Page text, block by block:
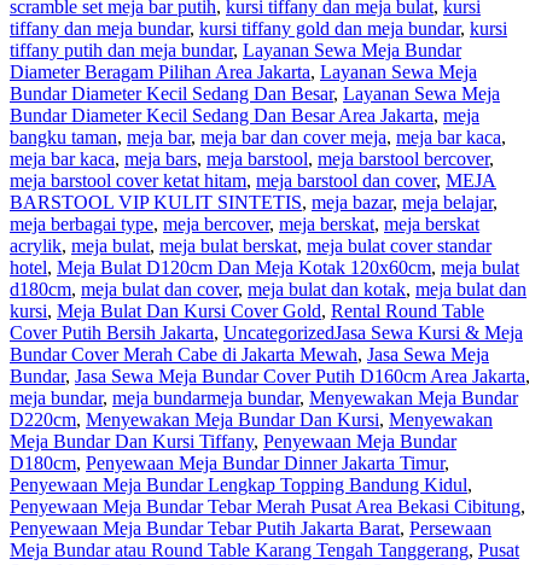
scramble set meja bar putih, kursi tiffany dan meja bulat, kursi
tiffany dan meja bundar, kursi tiffany gold dan meja bundar, kursi
tiffany putih dan meja bundar, Layanan Sewa Meja Bundar
Diameter Beragam Pilihan Area Jakarta, Layanan Sewa Meja
Bundar Diameter Kecil Sedang Dan Besar, Layanan Sewa Meja
Bundar Diameter Kecil Sedang Dan Besar Area Jakarta, meja
bangku taman, meja bar, meja bar dan cover meja, meja bar kaca,
meja bar kaca, meja bars, meja barstool, meja barstool bercover,
meja barstool cover ketat hitam, meja barstool dan cover, MEJA
BARSTOOL VIP KULIT SINTETIS, meja bazar, meja belajar,
meja berbagai type, meja bercover, meja berskat, meja berskat
acrylik, meja bulat, meja bulat berskat, meja bulat cover standar
hotel, Meja Bulat D120cm Dan Meja Kotak 120x60cm, meja bulat
d180cm, meja bulat dan cover, meja bulat dan kotak, meja bulat dan
kursi, Meja Bulat Dan Kursi Cover Gold, Rental Round Table
Cover Putih Bersih Jakarta, UncategorizedJasa Sewa Kursi & Meja
Bundar Cover Merah Cabe di Jakarta Mewah, Jasa Sewa Meja
Bundar, Jasa Sewa Meja Bundar Cover Putih D160cm Area Jakarta,
meja bundar, meja bundarmeja bundar, Menyewakan Meja Bundar
D220cm, Menyewakan Meja Bundar Dan Kursi, Menyewakan
Meja Bundar Dan Kursi Tiffany, Penyewaan Meja Bundar
D180cm, Penyewaan Meja Bundar Dinner Jakarta Timur,
Penyewaan Meja Bundar Lengkap Topping Bandung Kidul,
Penyewaan Meja Bundar Tebar Merah Pusat Area Bekasi Cibitung,
Penyewaan Meja Bundar Tebar Putih Jakarta Barat, Persewaan
Meja Bundar atau Round Table Karang Tengah Tanggerang, Pusat